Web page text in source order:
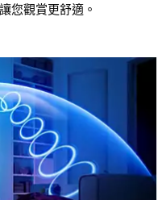
您觀賞更舒適。